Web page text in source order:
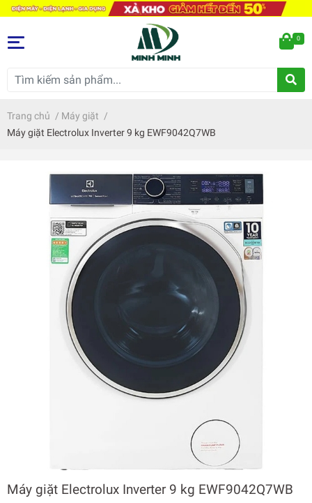
0
Trang chủ / Máy giặt /
Máy giặt Electrolux Inverter 9 kg EWF9042Q7WB
Máy giặt Electrolux Inverter 9 kg EWF9042Q7WB